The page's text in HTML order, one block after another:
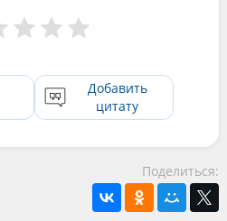
Добавить
цитату
Поделиться: